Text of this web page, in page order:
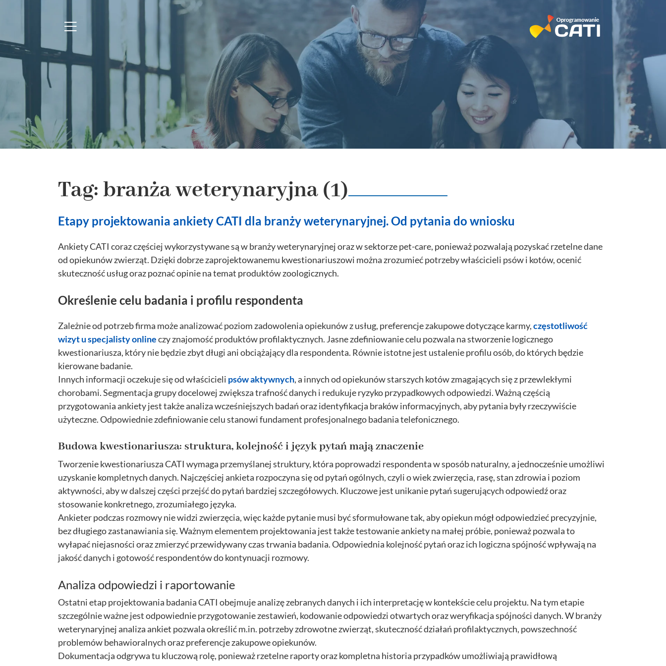
Tag: branża weterynaryjna (1)
Etapy projektowania ankiety CATI dla branży weterynaryjnej. Od pytania do wniosku
Ankiety CATI coraz częściej wykorzystywane są w branży weterynaryjnej oraz w sektorze pet-care, ponieważ pozwalają pozyskać rzetelne dane
od opiekunów zwierząt. Dzięki dobrze zaprojektowanemu kwestionariuszowi można zrozumieć potrzeby właścicieli psów i kotów, ocenić
skuteczność usług oraz poznać opinie na temat produktów zoologicznych.
Określenie celu badania i profilu respondenta
Zależnie od potrzeb firma może analizować poziom zadowolenia opiekunów z usług, preferencje zakupowe dotyczące karmy,częstotliwość
wizyt u specjalisty onlineczy znajomość produktów profilaktycznych. Jasne zdefiniowanie celu pozwala na stworzenie logicznego
kwestionariusza, który nie będzie zbyt długi ani obciążający dla respondenta. Równie istotne jest ustalenie profilu osób, do których będzie
kierowane badanie.
Innych informacji oczekuje się od właścicieli psów aktywnych, a innych od opiekunów starszych kotów zmagających się z przewlekłymi
chorobami. Segmentacja grupy docelowej zwiększa trafność danych i redukuje ryzyko przypadkowych odpowiedzi. Ważną częścią
przygotowania ankiety jest także analiza wcześniejszych badań oraz identyfikacja braków informacyjnych, aby pytania były rzeczywiście
użyteczne. Odpowiednie zdefiniowanie celu stanowi fundament profesjonalnego badania telefonicznego.
Budowa kwestionariusza: struktura, kolejność i język pytań mają znaczenie
Tworzenie kwestionariusza CATI wymaga przemyślanej struktury, która poprowadzi respondenta w sposób naturalny, a jednocześnie umożliwi
uzyskanie kompletnych danych. Najczęściej ankieta rozpoczyna się od pytań ogólnych, czyli o wiek zwierzęcia, rasę, stan zdrowia i poziom
aktywności, aby w dalszej części przejść do pytań bardziej szczegółowych. Kluczowe jest unikanie pytań sugerujących odpowiedź oraz
stosowanie konkretnego, zrozumiałego języka.
Ankieter podczas rozmowy nie widzi zwierzęcia, więc każde pytanie musi być sformułowane tak, aby opiekun mógł odpowiedzieć precyzyjnie,
bez długiego zastanawiania się. Ważnym elementem projektowania jest także testowanie ankiety na małej próbie, ponieważ pozwala to
wyłapać niejasności oraz zmierzyć przewidywany czas trwania badania. Odpowiednia kolejność pytań oraz ich logiczna spójność wpływają na
jakość danych i gotowość respondentów do kontynuacji rozmowy.
Analiza odpowiedzi i raportowanie
Ostatni etap projektowania badania CATI obejmuje analizę zebranych danych i ich interpretację w kontekście celu projektu. Na tym etapie
szczególnie ważne jest odpowiednie przygotowanie zestawień, kodowanie odpowiedzi otwartych oraz weryfikacja spójności danych. W branży
weterynaryjnej analiza ankiet pozwala określić m.in. potrzeby zdrowotne zwierząt, skuteczność działań profilaktycznych, powszechność
problemów behawioralnych oraz preferencje zakupowe opiekunów.
Dokumentacja odgrywa tu kluczową rolę, ponieważ rzetelne raporty oraz kompletna historia przypadków umożliwiają prawidłową